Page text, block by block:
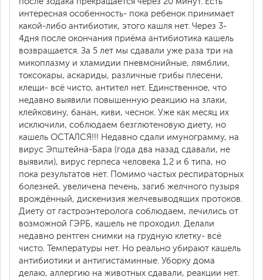
интересная особенность- пока ребенок принимает
какой-либо антибиотик, этого кашля нет. Через 3-
4дня после окончания приёма антибиотика кашель
возвращается. За 5 лет мы сдавали уже раза три на
микоплазму и хламидии пневмонийные, лямблии,
токсокары, аскариды, различные грибы плесени,
клещи- всё чисто, антител нет. Единственное, что
недавно выявили повышенную реакцию на злаки,
клейковину, банан, киви, чеснок. Уже как месяц их
исключили, соблюдаем безглютеновую диету, но
кашель ОСТАЛСЯ!!! Недавно сдали имунограмму, на
вирус Эпштейна-Бара (года два назад сдавали, не
выявили), вирус герпеса человека 1,2 и 6 типа, но
пока результатов нет. Помимо частых респираторных
болезней, увеличена печень, загиб желчного пузыря
врождённый, дискенизия желчевыводящих протоков.
Диету от гастроэнтеролога соблюдаем, лечились от
возможной ГЭРБ, кашель не проходил. Делали
недавно рентген снимки на грудную клетку- всё
чисто. Температуры нет. Но реально убирают кашель
антибиотики и антигистаминные. Уборку дома
делаю, аллергию на животных сдавали, реакции нет.